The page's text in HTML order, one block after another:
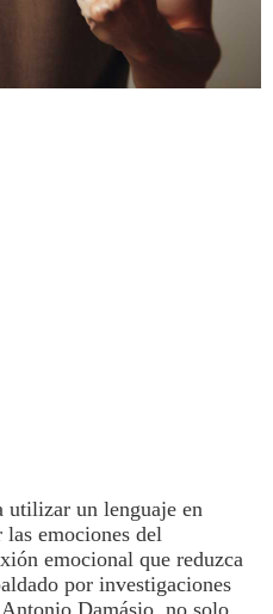
utilizar un lenguaje en
las emociones del
emocional que reduzca
por investigaciones